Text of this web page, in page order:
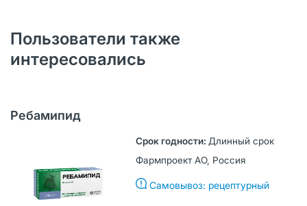
Пользователи также
интересовались
Ребамипид
Длинный срок
Фармпроект АО, Россия
Самовывоз: рецептурный